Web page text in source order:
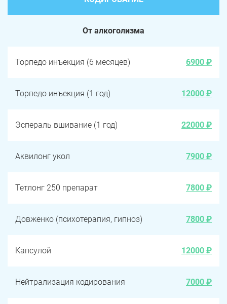
От алкоголизма
Торпедо инъекция (6 месяцев) 6900 ₽
Торпедо инъекция (1 год) 12000 ₽
Эспераль вшивание (1 год) 22000 ₽
Аквилонг укол 7900 ₽
Тетлонг 250 препарат 7800 ₽
Довженко (психотерапия, гипноз) 7800 ₽
Капсулой 12000 ₽
Нейтрализация кодирования 7000 ₽